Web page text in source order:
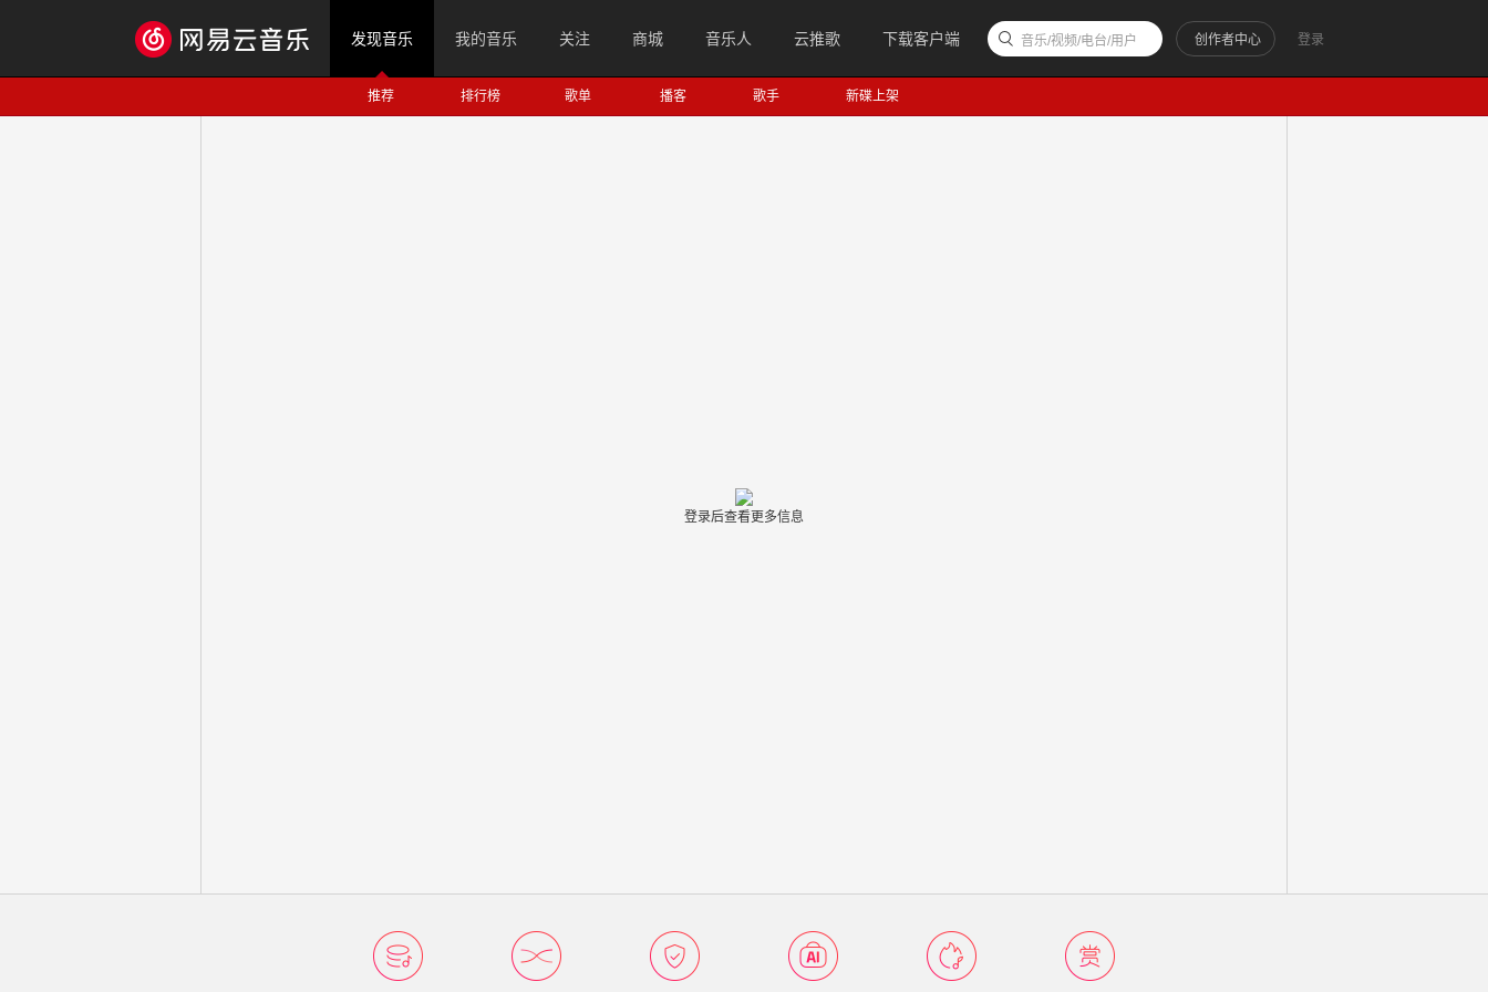
发现音乐 我的音乐 关注 商城 音乐人 云推歌 下载客户端 登录
创作者中心
音乐/视频/电台/用户
推荐 排行榜 歌单 播客 歌手 新碟上架